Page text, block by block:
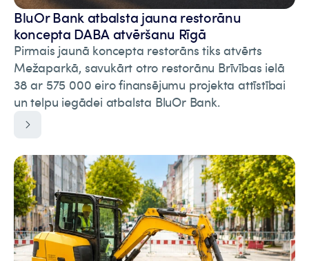
BluOr Bank atbalsta jauna restorānu
koncepta DABA atvēršanu Rīgā
Pirmais jaunā koncepta restorāns tiks atvērts
Mežaparkā, savukārt otro restorānu Brīvības ielā
38 ar 575 000 eiro finansējumu projekta attīstībai
un telpu iegādei atbalsta BluOr Bank.